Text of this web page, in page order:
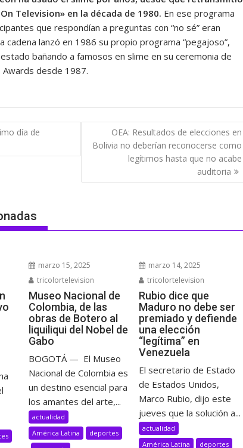
Television» en la década de 1980. En ese programa
que respondían a preguntas con “no sé” eran
cadena lanzó en 1986 su propio programa “pegajoso”,
bañando a famosos en slime en su ceremonia de
Awards desde 1987.
día de
OEA: Resultados de elecciones en
Bolivia no deberían reconocerse como
legítimos hasta que no acabe
auditoria
marzo 15, 2025
tricolortelevision
Museo Nacional de
Colombia, de las
obras de Botero al
liquiliqui del Nobel de
Gabo
BOGOTÁ — El Museo
Nacional de Colombia es
un destino esencial para
los amantes del arte,...
actualidad
América Latina
deportes
marzo 14, 2025
tricolortelevision
Rubio dice que
Maduro no debe ser
premiado y defiende
una elección
“legítima” en
Venezuela
El secretario de Estado
de Estados Unidos,
Marco Rubio, dijo este
jueves que la solución a...
actualidad
América Latina
deportes